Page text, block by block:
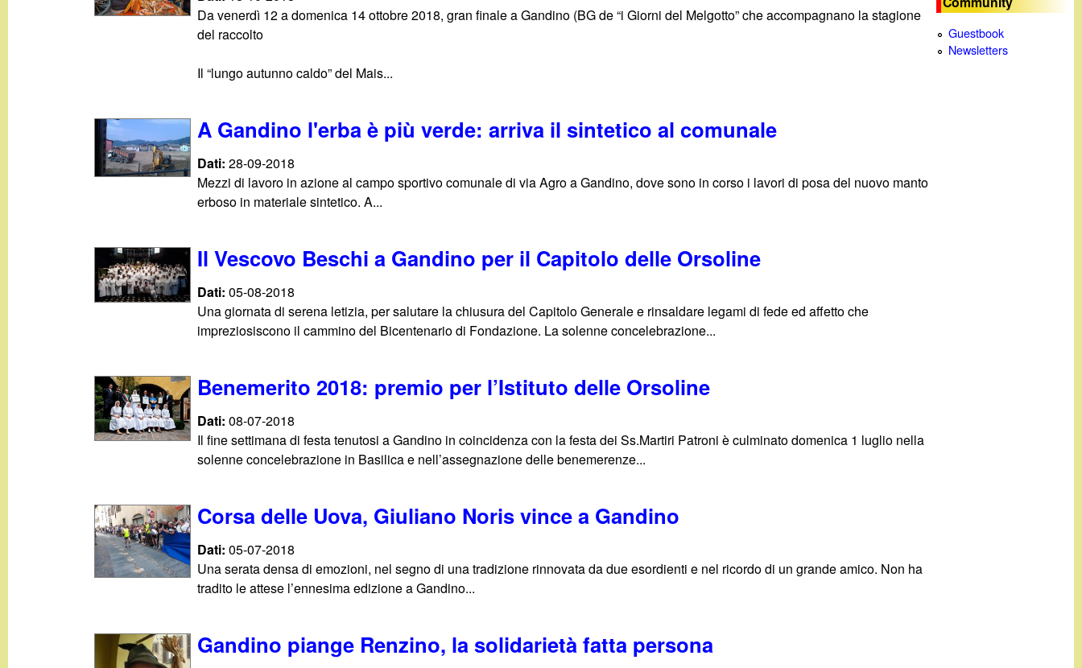
c
Da venerdì 12 a domenica 14 ottobre 2018, gran finale a Gandino (BG de “i Giorni del Melgotto” che accompagnano la stagione
del raccolto
Il “lungo autunno caldo” del Mais...
A Gandino l'erba è più verde: arriva il sintetico al comunale
Dati:28-09-2018
Mezzi di lavoro in azione al campo sportivo comunale di via Agro a Gandino, dove sono in corso i lavori di posa del nuovo manto
erboso in materiale sintetico. A...
Il Vescovo Beschi a Gandino per il Capitolo delle Orsoline
Dati:05-08-2018
Una giornata di serena letizia, per salutare la chiusura del Capitolo Generale e rinsaldare legami di fede ed affetto che
impreziosiscono il cammino del Bicentenario di Fondazione. La solenne concelebrazione...
Benemerito 2018: premio per l’Istituto delle Orsoline
Dati:08-07-2018
Il fine settimana di festa tenutosi a Gandino in coincidenza con la festa dei Ss.Martiri Patroni è culminato domenica 1 luglio nella
solenne concelebrazione in Basilica e nell’assegnazione delle benemerenze...
Corsa delle Uova, Giuliano Noris vince a Gandino
Dati:05-07-2018
Una serata densa di emozioni, nel segno di una tradizione rinnovata da due esordienti e nel ricordo di un grande amico. Non ha
tradito le attese l’ennesima edizione a Gandino...
Gandino piange Renzino, la solidarietà fatta persona
Guestbook
Newsletters